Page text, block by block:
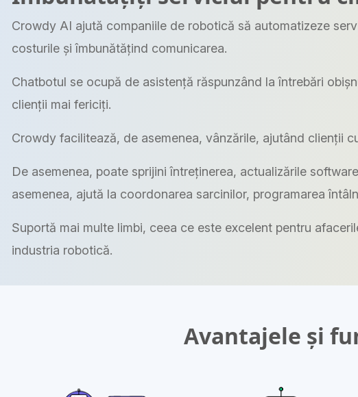
Crowdy AI ajută companiile de robotică să automatizeze
costurile și îmbunătățind comunicarea.
Chatbotul se ocupă de asistență răspunzând la întrebări
clienții mai fericiți.
Crowdy facilitează, de asemenea, vânzările, ajutând clienții
De asemenea, poate sprijini întreținerea, actualizările
asemenea, ajută la coordonarea sarcinilor, programarea
Suportă mai multe limbi, ceea ce este excelent pentru
industria robotică.
Avantajele și